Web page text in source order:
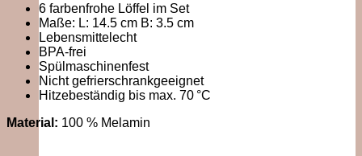
6 farbenfrohe Löffel im Set
Maße: L: 14.5 cm B: 3.5 cm
Lebensmittelecht
BPA-frei
Spülmaschinenfest
Nicht gefrierschrankgeeignet
Hitzebeständig bis max. 70 °C
Material: 100 % Melamin